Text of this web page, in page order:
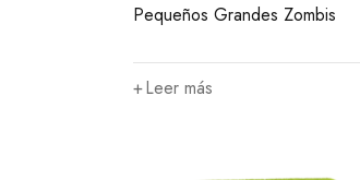
Pequeños Grandes Zombis
Leer más